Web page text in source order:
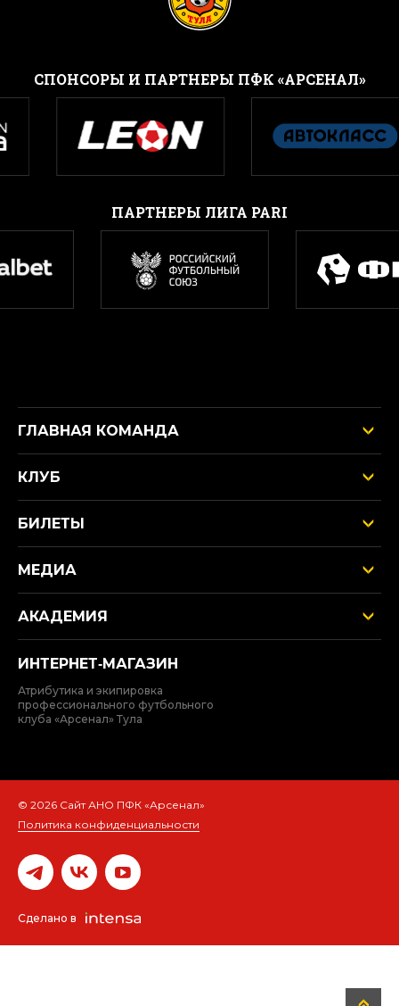
CПОНСОРЫ И ПАРТНЕРЫ ПФК «АРСЕНАЛ»
ПАРТНЕРЫ ЛИГА PARI
ГЛАВНАЯ КОМАНДА
КЛУБ
БИЛЕТЫ
МЕДИА
АКАДЕМИЯ
ИНТЕРНЕТ‑МАГАЗИН
Атрибутика и экипировка
профессионального футбольного
клуба «Арсенал» Тула
© 2026 Сайт АНО ПФК «Арсенал»
Политика конфиденциальности
Сделано в